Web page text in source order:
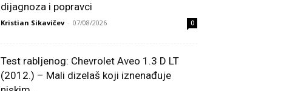
dijagnoza i popravci
Kristian Sikavičev - 07/08/2026 0
Test rabljenog: Chevrolet Aveo 1.3 D LT
(2012.) – Mali dizelaš koji iznenađuje